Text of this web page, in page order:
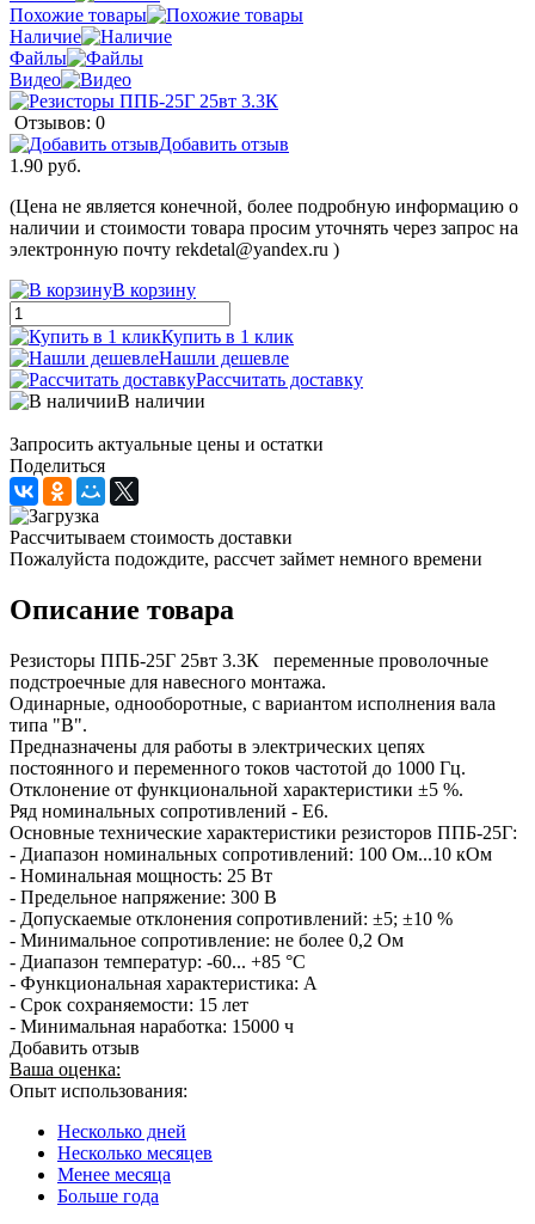
Похожие товары
Наличие
Файлы
Видео
Отзывов: 0
Добавить отзыв
1.90 руб.
(Цена не является конечной, более подробную информацию о
наличии и стоимости товара просим уточнять через запрос на
электронную почту rekdetal@yandex.ru )
В корзину
Купить в 1 клик
Нашли дешевле
Рассчитать доставку
В наличии
Запросить актуальные цены и остатки
Поделиться
Рассчитываем стоимость доставки
Пожалуйста подождите, рассчет займет немного времени
Описание товара
Резисторы ППБ-25Г 25вт 3.3К переменные проволочные
подстроечные для навесного монтажа.
Одинарные, однооборотные, с вариантом исполнения вала
типа "В".
Предназначены для работы в электрических цепях
постоянного и переменного токов частотой до 1000 Гц.
Отклонение от функциональной характеристики ±5 %.
Ряд номинальных сопротивлений - Е6.
Основные технические характеристики резисторов ППБ-25Г:
- Диапазон номинальных сопротивлений: 100 Ом...10 кОм
- Номинальная мощность: 25 Вт
- Предельное напряжение: 300 В
- Допускаемые отклонения сопротивлений: ±5; ±10 %
- Минимальное сопротивление: не более 0,2 Ом
- Диапазон температур: -60... +85 °С
- Функциональная характеристика: А
- Срок сохраняемости: 15 лет
- Минимальная наработка: 15000 ч
Добавить отзыв
Ваша оценка:
Опыт использования:
Несколько дней
Несколько месяцев
Менее месяца
Больше года